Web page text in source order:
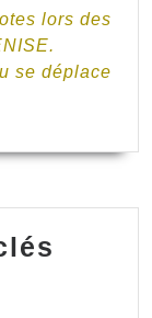
lors des
se déplace